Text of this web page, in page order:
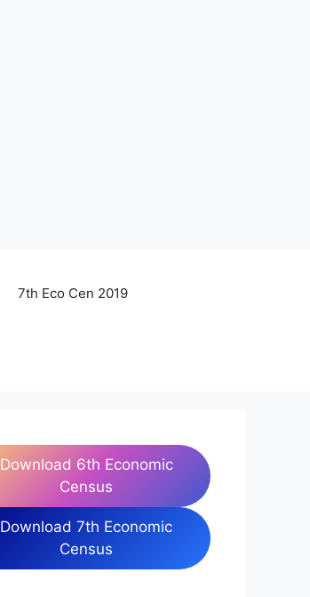
7th Eco Cen 2019
Download 6th Economic
Census
Download 7th Economic
Census